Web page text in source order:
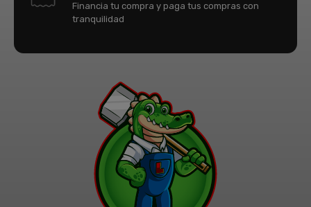
Financia tu compra y paga tus compras con
tranquilidad